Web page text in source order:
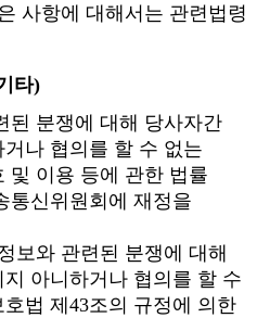
사항에 대해서는 관련법령
타)
분쟁에 대해 당사자간
나 협의를 할 수 없는
및 이용 등에 관한 법률
통신위원회에 재정을
보와 관련된 분쟁에 대해
아니하거나 협의를 할 수
법 제43조의 규정에 의한